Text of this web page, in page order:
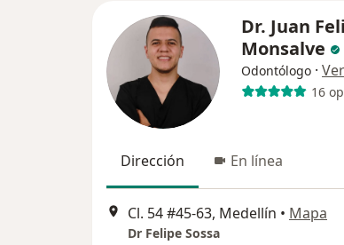
Dr. Juan
Monsalve
Odontólogo ·
16
Dirección En línea
Cl. 54 #45-63, Medellín • Mapa
Dr Felipe Sossa